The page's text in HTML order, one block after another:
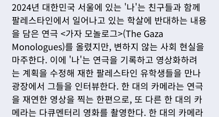
2024년 대한민국 서울에 있는 '나'는 친구들과 함께
팔레스타인에서 일어나고 있는 학살에 반대하는 내용
을 담은 연극 <가자 모놀로그>(The Gaza
Monologues)를 올렸지만, 변하지 않는 사회 현실을
마주한다. 이에 '나'는 연극을 기록하고 영상화하려
는 계획을 수정해 재한 팔레스타인 유학생들을 만나
광장에서 그들을 인터뷰한다. 한 대의 카메라는 연극
을 재연한 영상을 찍는 한편으로, 또 다른 한 대의 카
메라는 다큐멘터리 영화를 촬영한다. 한 대의 카메라